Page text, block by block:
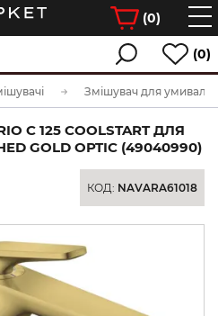
(0)
(0)
Змішувач для
C 125 COOLSTART ДЛЯ
GOLD OPTIC (49040990)
КОД: NAVARA61018